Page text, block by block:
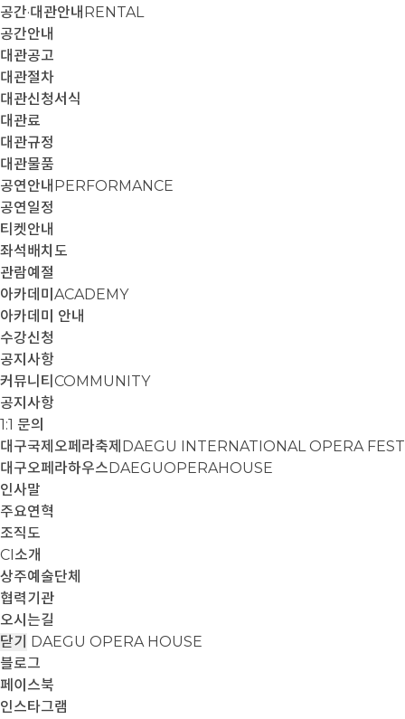
공간·대관안내 RENTAL
공간안내
대관공고
대관절차
대관신청서식
대관료
대관규정
대관물품
공연안내 PERFORMANCE
공연일정
티켓안내
좌석배치도
관람예절
아카데미 ACADEMY
아카데미 안내
수강신청
공지사항
커뮤니티 COMMUNITY
공지사항
1:1 문의
대구국제오페라축제 DAEGU INTERNATIONAL OPERA
대구오페라하우스DAEGUOPERAHOUSE
인사말
주요연혁
조직도
CI소개
상주예술단체
협력기관
오시는길
닫기 DAEGU OPERA HOUSE
블로그
페이스북
인스타그램